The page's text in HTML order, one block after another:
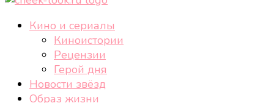
cheek-look.ru
Женский сайт о звездах и кино, а также трендах,
Кино и сериалы
Киноистории
Рецензии
Герой дня
Новости звёзд
Образ жизни